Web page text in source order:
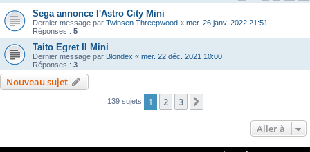
Sega annonce l'Astro City Mini
Dernier message par Twinsen Threepwood « mer. 26 janv. 2022 21:51
Réponses : 5
Taito Egret II Mini
Dernier message par Blondex « mer. 22 déc. 2021 10:00
Réponses : 3
Nouveau sujet
139 sujets 1 2 3
Aller à